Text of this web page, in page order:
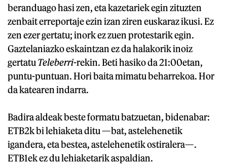
beranduago hasi zen, eta kazetariek egin zituzten
zenbait erreportaje ezin izan ziren euskaraz ikusi. Ez
zen ezer gertatu; inork ez zuen protestarik egin.
Gaztelaniazko eskaintzan ez da halakorik inoiz
gertatu Teleberri-rekin. Beti hasiko da 21:00etan,
puntu-puntuan. Hori baita mimatu beharrekoa. Hor
da katearen indarra.
Badira aldeak beste formatu batzuetan, bidenabar:
ETB2k bi lehiaketa ditu —bat, astelehenetik
igandera, eta bestea, astelehenetik ostiralera—.
ETB1ek ez du lehiaketarik aspaldian.